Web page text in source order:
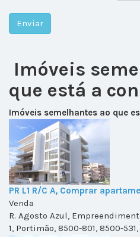
Imóveis
que está a
Imóveis semelhantes ao que
PR L1 R/C A, Comprar
Venda
R. Agosto Azul,
1, Portimão, 8500-801, 8500-